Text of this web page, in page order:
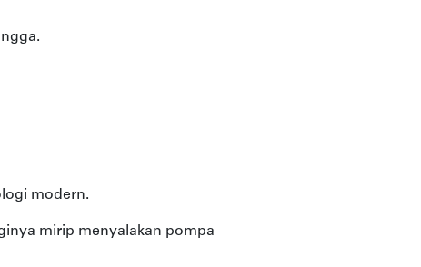
modern.
mirip menyalakan pompa